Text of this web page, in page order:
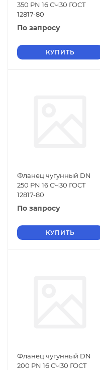
350 PN 16 СЧ30 ГОСТ
12817-80
По запросу
КУПИТЬ
Фланец чугунный DN
250 PN 16 СЧ30 ГОСТ
12817-80
По запросу
КУПИТЬ
Фланец чугунный DN
200 PN 16 СЧ30 ГОСТ